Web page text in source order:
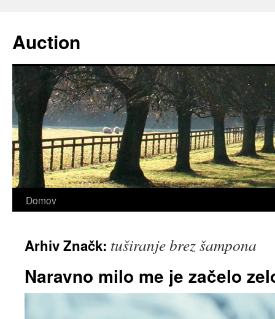
vsebino
Auction
Domov
Arhiv Značk: tuširanje brez šampona
Naravno milo me je začelo